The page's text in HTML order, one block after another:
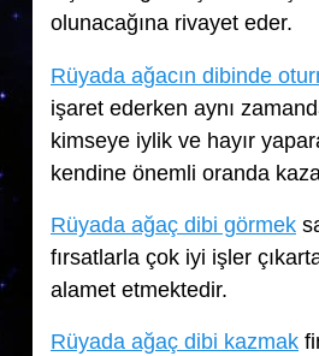
olunacağına rivayet eder.
Rüyada ağacın dibinde
işaret ederken aynı
kimseye iylik ve hayır
kendine önemli oranda
Rüyada ağaç dibi görmek
fırsatlarla çok iyi işler
alamet etmektedir.
Rüyada ağaç dibi kazmak